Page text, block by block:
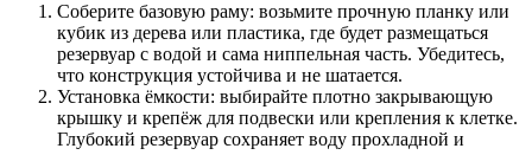
Соберите базовую раму: возьмите прочную планку или
кубик из дерева или пластика, где будет размещаться
резервуар с водой и сама ниппельная часть. Убедитесь,
что конструкция устойчива и не шатается.
Установка ёмкости: выбирайте плотно закрывающую
крышку и крепёж для подвески или крепления к клетке.
Глубокий резервуар сохраняет воду прохладной и